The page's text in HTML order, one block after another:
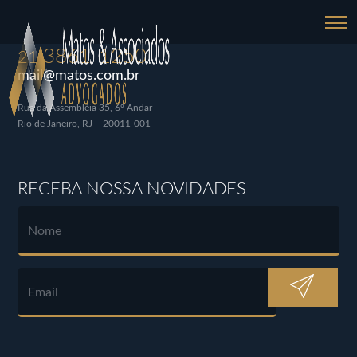
213861-1250
mail@matos.com.br
Rua da Assembléia 35, 6º Andar
Rio de Janeiro, RJ – 20011-001
RECEBA NOSSA NOVIDADES